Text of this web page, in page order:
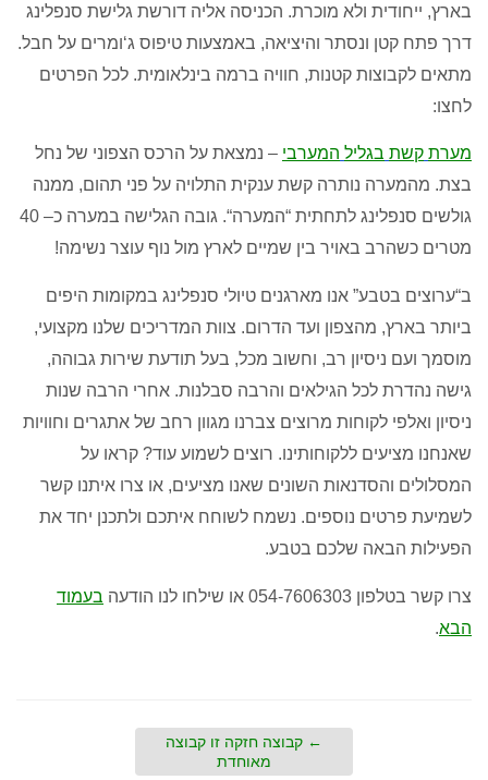
בארץ, ייחודית ולא מוכרת. הכניסה אליה דורשת גלישת סנפלינג
דרך פתח קטן ונסתר והיציאה, באמצעות טיפוס ג‘ומרים על חבל.
מתאים לקבוצות קטנות, חוויה ברמה בינלאומית. לכל הפרטים
לחצו:
מערת קשת בגליל המערבי – נמצאת על הרכס הצפוני של נחל
בצת. מהמערה נותרה קשת ענקית התלויה על פני תהום, ממנה
גולשים סנפלינג לתחתית “המערה“. גובה הגלישה במערה כ– 40
מטרים כשהרב באויר בין שמיים לארץ מול נוף עוצר נשימה!
ב“ערוצים בטבע” אנו מארגנים טיולי סנפלינג במקומות היפים
ביותר בארץ, מהצפון ועד הדרום. צוות המדריכים שלנו מקצועי,
מוסמך ועם ניסיון רב, וחשוב מכל, בעל תודעת שירות גבוהה,
גישה נהדרת לכל הגילאים והרבה סבלנות. אחרי הרבה שנות
ניסיון ואלפי לקוחות מרוצים צברנו מגוון רחב של אתגרים וחוויות
שאנחנו מציעים ללקוחותינו. רוצים לשמוע עוד? קראו על
המסלולים והסדנאות השונים שאנו מציעים, או צרו איתנו קשר
לשמיעת פרטים נוספים. נשמח לשוחח איתכם ולתכנן יחד את
הפעילות הבאה שלכם בטבע.
צרו קשר בטלפון 054-7606303 או שילחו לנו הודעה בעמוד
הבא.
← קבוצה חזקה זו קבוצה
מאוחדת